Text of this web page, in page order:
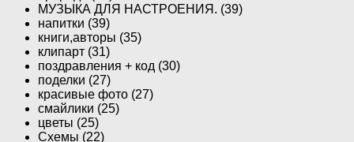
МУЗЫКА ДЛЯ НАСТРОЕНИЯ. (39)
напитки (39)
книги,авторы (35)
клипарт (31)
поздравления + код (30)
поделки (27)
красивые фото (27)
смайлики (25)
цветы (25)
Схемы (22)